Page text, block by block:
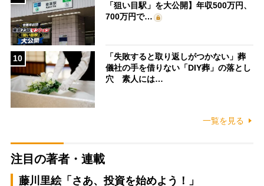
「狙い目駅」を大公開】年収500万円、
700万円で…
10
「失敗すると取り返しがつかない」葬
儀社の手を借りない「DIY葬」の落とし
穴 素人には…
一覧を見る
注目の著者・連載
藤川里絵「さあ、投資を始めよう！」